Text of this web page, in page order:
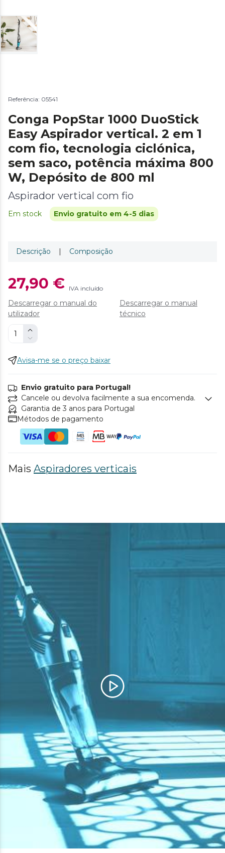
Referência: 05541
Conga PopStar 1000 DuoStick
Easy Aspirador vertical. 2 em 1
com fio, tecnologia ciclónica,
sem saco, potência máxima 800
W, Depósito de 800 ml
Aspirador vertical com fio
Em stock Envio gratuito em 4-5 dias
Descrição | Composição
27,90 € IVA incluído
Descarregar o manual do
utilizador
Descarregar o manual
técnico
Avisa-me se o preço baixar
Envio gratuito para Portugal!
Cancele ou devolva facilmente a sua encomenda.
Garantia de 3 anos para Portugal
Métodos de pagamento
Mais Aspiradores verticais